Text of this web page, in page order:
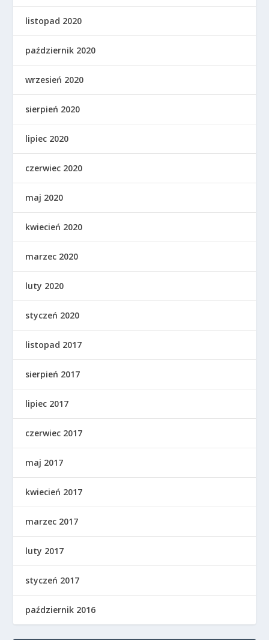
listopad 2020
październik 2020
wrzesień 2020
sierpień 2020
lipiec 2020
czerwiec 2020
maj 2020
kwiecień 2020
marzec 2020
luty 2020
styczeń 2020
listopad 2017
sierpień 2017
lipiec 2017
czerwiec 2017
maj 2017
kwiecień 2017
marzec 2017
luty 2017
styczeń 2017
październik 2016